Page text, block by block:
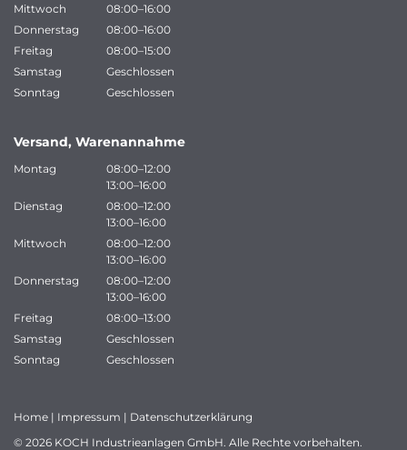
Mittwoch
08:00–16:00
Donnerstag
08:00–16:00
Freitag
08:00–15:00
Samstag
Geschlossen
Sonntag
Geschlossen
Versand, Warenannahme
Montag
08:00–12:00
13:00–16:00
Dienstag
08:00–12:00
13:00–16:00
Mittwoch
08:00–12:00
13:00–16:00
Donnerstag
08:00–12:00
13:00–16:00
Freitag
08:00–13:00
Samstag
Geschlossen
Sonntag
Geschlossen
Home | Impressum | Datenschutzerklärung
© 2026 KOCH Industrieanlagen GmbH. Alle Rechte vorbehalten.